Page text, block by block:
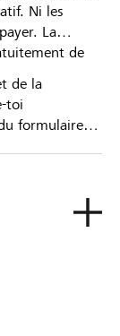
Ni les
La
de
de la
toi
formulaire